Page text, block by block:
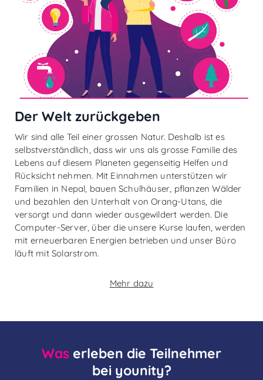
Der Welt zurückgeben
Wir sind alle Teil einer grossen Natur. Deshalb ist es
selbstverständlich, dass wir uns als grosse Familie des
Lebens auf diesem Planeten gegenseitig Helfen und
Rücksicht nehmen. Mit Einnahmen unterstützen wir
Familien in Nepal, bauen Schulhäuser, pflanzen Wälder
und bezahlen den Unterhalt von Orang-Utans, die
versorgt und dann wieder ausgewildert werden. Die
Computer-Server, über die unsere Kurse laufen, werden
mit erneuerbaren Energien betrieben und unser Büro
läuft mit Solarstrom.
Mehr dazu
Was erleben die Teilnehmer
bei younity?